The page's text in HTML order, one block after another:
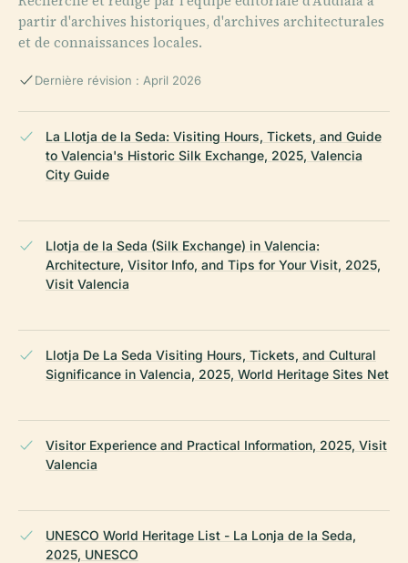
partir d'archives historiques, d'archives architecturales
et de connaissances locales.
Dernière révision : April 2026
La Llotja de la Seda: Visiting Hours, Tickets, and Guide
to Valencia's Historic Silk Exchange, 2025, Valencia
City Guide
Llotja de la Seda (Silk Exchange) in Valencia:
Architecture, Visitor Info, and Tips for Your Visit, 2025,
Visit Valencia
Llotja De La Seda Visiting Hours, Tickets, and Cultural
Significance in Valencia, 2025, World Heritage Sites Net
Visitor Experience and Practical Information, 2025, Visit
Valencia
UNESCO World Heritage List - La Lonja de la Seda,
2025, UNESCO